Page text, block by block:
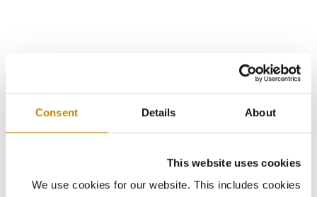
Consent Details About
This website uses cookies
We use cookies for our website. This includes cookies